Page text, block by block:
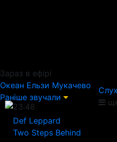
Зараз в ефірі
Океан Ельзи Мукачево
Раніше звучали
23:48
Def Leppard
Two Steps Behind